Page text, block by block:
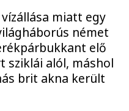
miatt egy
német
elő
sziklái alól, máshol
brit akna került